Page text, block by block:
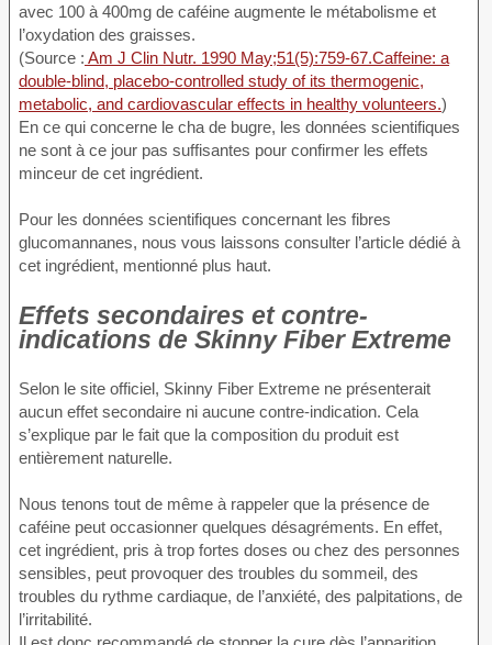
avec 100 à 400mg de caféine augmente le métabolisme et
l’oxydation des graisses.
(Source : Am J Clin Nutr. 1990 May;51(5):759-67.Caffeine: a
double-blind, placebo-controlled study of its thermogenic,
metabolic, and cardiovascular effects in healthy volunteers.)
En ce qui concerne le cha de bugre, les données scientifiques
ne sont à ce jour pas suffisantes pour confirmer les effets
minceur de cet ingrédient.
Pour les données scientifiques concernant les fibres
glucomannanes, nous vous laissons consulter l’article dédié à
cet ingrédient, mentionné plus haut.
Effets secondaires et contre-
indications de Skinny Fiber Extreme
Selon le site officiel, Skinny Fiber Extreme ne présenterait
aucun effet secondaire ni aucune contre-indication. Cela
s’explique par le fait que la composition du produit est
entièrement naturelle.
Nous tenons tout de même à rappeler que la présence de
caféine peut occasionner quelques désagréments. En effet,
cet ingrédient, pris à trop fortes doses ou chez des personnes
sensibles, peut provoquer des troubles du sommeil, des
troubles du rythme cardiaque, de l’anxiété, des palpitations, de
l’irritabilité.